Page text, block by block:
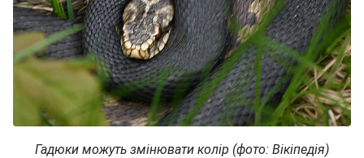
Гадюки можуть змінювати колір (фото: Вікіпедія)